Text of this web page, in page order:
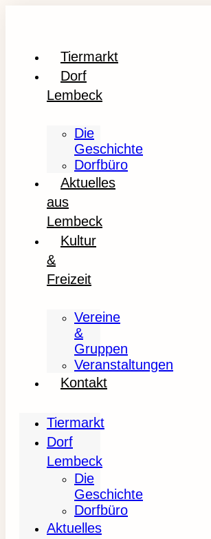
Tiermarkt
Dorf
Lembeck
Die
Geschichte
Dorfbüro
Aktuelles
aus
Lembeck
Kultur
&
Freizeit
Vereine
&
Gruppen
Veranstaltungen
Kontakt
Tiermarkt
Dorf
Lembeck
Die
Geschichte
Dorfbüro
Aktuelles